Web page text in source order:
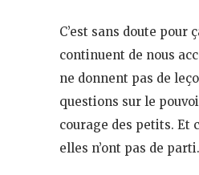
C’est sans doute pour
continuent de nous
ne donnent pas de
questions sur le
courage des petits. Et
elles n’ont pas de parti.